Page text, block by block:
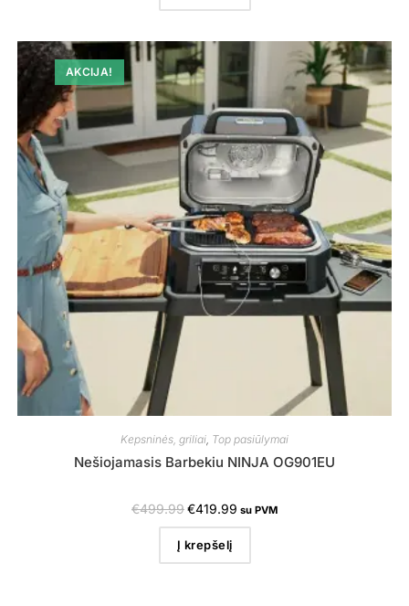
AKCIJA!
Kepsninės, griliai, Top pasiūlymai
Nešiojamasis Barbekiu NINJA OG901EU
€499.99€419.99 su PVM
Į krepšelį